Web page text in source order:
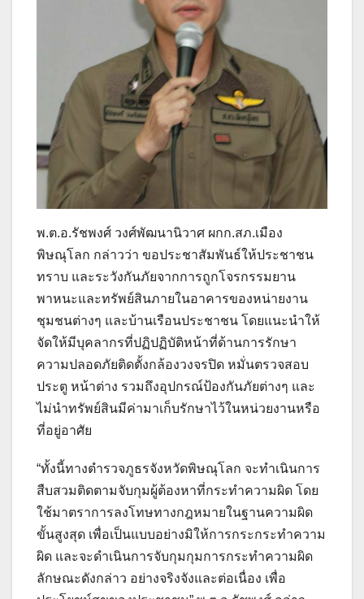
พ.ต.อ.รัชพงศ์ วงศ์พัฒนานิวาศ ผกก.สภ.เมือง
พิษณุโลก กล่าวว่า ขอประชาสัมพันธ์ให้ประชาชน
ทราบ และระวังกันภัยจากการถูกโจรกรรมยาน
พาหนะและทรัพย์สินภายในอาคารของหน่ายงาน
ชุมชนต่างๆ และบ้านเรือนประชาชน โดยแนะนำให้
จัดให้มีบุคลากรที่ปฏิปฏิบัติหน้าที่ด้านการรักษา
ความปลอดภัยติดตั้งกล้องวงจรปิด หมั่นตรวจสอบ
ประตู หน้าต่าง รวมถึงอุปกรณ์ป้องกันภัยต่างๆ และ
ไม่นำทรัพย์สินมีค่ามาเก็บรักษาไว้ในหน่วยงานหรือ
ที่อยู่อาศัย
“ทั้งนี้ทางตำรวจภูธรจังหวัดพิษณุโลก จะทำเนินการ
สืบสวมติดตามจับกุมผู้ต้องหาที่กระทำความผิด โดย
ใช้มาตราการลงโทษทางกฎหมายในฐานความผิด
ขั้นสูงสุด เพื่อเป็นแบบอย่างมิให้การกระกระทำความ
ผิด และจะดำเนินการจับกุมกุมการกระทำความผิด
ลักษณะดังกล่าว อย่างจริงจังและต่อเนื่อง เพื่อ